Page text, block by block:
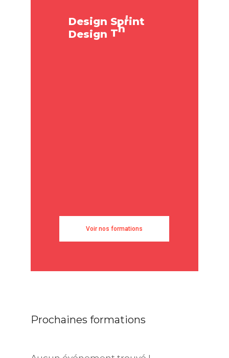
Design Sprint
Design Th
L
e
Voir nos formations
Prochaines formations